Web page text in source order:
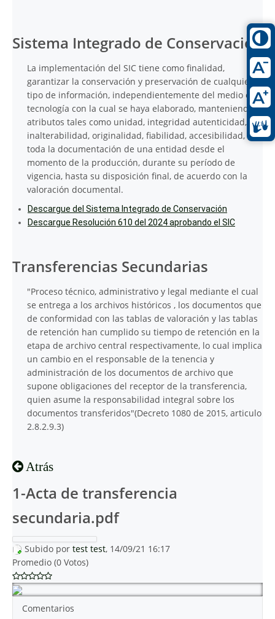
Sistema Integrado de Conservación
La implementación del SIC tiene como finalidad,
garantizar la conservación y preservación de cualquier
tipo de información, independientemente del medio o
tecnología con la cual se haya elaborado, manteniendo
atributos tales como unidad, integridad autenticidad,
inalterabilidad, originalidad, fiabilidad, accesibilidad, de
toda la documentación de una entidad desde el
momento de la producción, durante su período de
vigencia, hasta su disposición final, de acuerdo con la
valoración documental.
Descargue del Sistema Integrado de Conservación
Descargue Resolución 610 del 2024 aprobando el SIC
Transferencias Secundarias
"Proceso técnico, administrativo y legal mediante el cual
se entrega a los archivos históricos , los documentos que
de conformidad con las tablas de valoración y las tablas
de retención han cumplido su tiempo de retención en la
etapa de archivo central respectivamente, lo cual implica
un cambio en el responsable de la tenencia y
administración de los documentos de archivo que
supone obligaciones del receptor de la transferencia,
quien asume la responsabilidad integral sobre los
documentos transferidos"(Decreto 1080 de 2015, articulo
2.8.2.9.3)
Atrás
1-Acta de transferencia
secundaria.pdf
Subido por test test, 14/09/21 16:17
Promedio (0 Votos)
Comentarios